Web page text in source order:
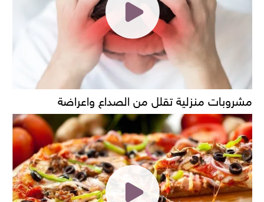
مشروبات منزلية تقلل من الصداع واعراضة